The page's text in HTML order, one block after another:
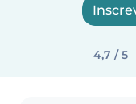
4,7 / 5